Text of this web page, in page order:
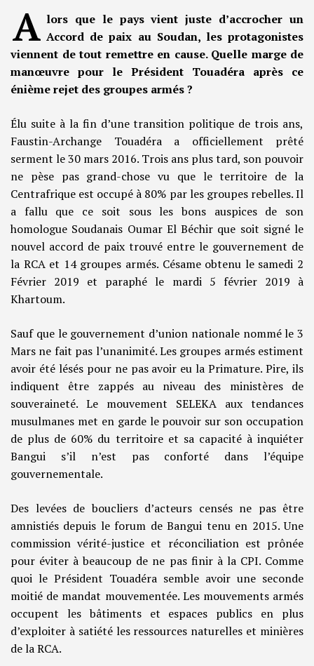
A lors que le pays vient juste d’accrocher un
Accord de paix au Soudan, les protagonistes
viennent de tout remettre en cause. Quelle marge de
manœuvre pour le Président Touadéra après ce
énième rejet des groupes armés ?
Élu suite à la fin d’une transition politique de trois ans,
Faustin-Archange Touadéra a officiellement prêté
serment le 30 mars 2016. Trois ans plus tard, son pouvoir
ne pèse pas grand-chose vu que le territoire de la
Centrafrique est occupé à 80% par les groupes rebelles. Il
a fallu que ce soit sous les bons auspices de son
homologue Soudanais Oumar El Béchir que soit signé le
nouvel accord de paix trouvé entre le gouvernement de
la RCA et 14 groupes armés. Césame obtenu le samedi 2
Février 2019 et paraphé le mardi 5 février 2019 à
Khartoum.
Sauf que le gouvernement d’union nationale nommé le 3
Mars ne fait pas l’unanimité. Les groupes armés estiment
avoir été lésés pour ne pas avoir eu la Primature. Pire, ils
indiquent être zappés au niveau des ministères de
souveraineté. Le mouvement SELEKA aux tendances
musulmanes met en garde le pouvoir sur son occupation
de plus de 60% du territoire et sa capacité à inquiéter
Bangui s’il n’est pas conforté dans l’équipe
gouvernementale.
Des levées de boucliers d’acteurs censés ne pas être
amnistiés depuis le forum de Bangui tenu en 2015. Une
commission vérité-justice et réconciliation est prônée
pour éviter à beaucoup de ne pas finir à la CPI. Comme
quoi le Président Touadéra semble avoir une seconde
moitié de mandat mouvementée. Les mouvements armés
occupent les bâtiments et espaces publics en plus
d’exploiter à satiété les ressources naturelles et minières
de la RCA.